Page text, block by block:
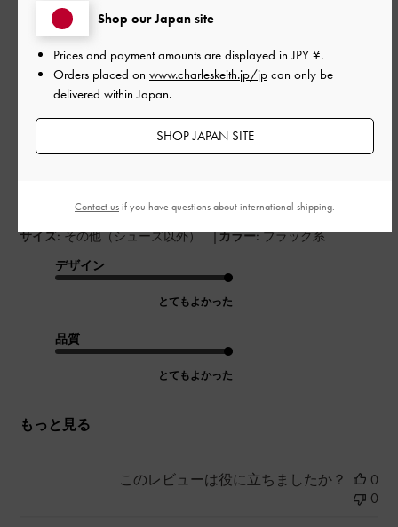
ご利用者様
プレゼント用に購入しました
ば、また色味が黒白以外にもあれば良いのになと思いました。
サイズ: その他（シューズ以外） |カラー: ブラック系
デザイン
とてもよかった
品質
とてもよかった
もっと見る
2024-08-18
このレビューは役に立ちましたか？
0
0
Shop our Japan site
Prices and payment amounts are displayed inJPY ¥.
Orders placed on www.charleskeith.jp/jp can only be
delivered within Japan.
SHOP JAPAN SITE
Contact usif you have questions about international shipping.